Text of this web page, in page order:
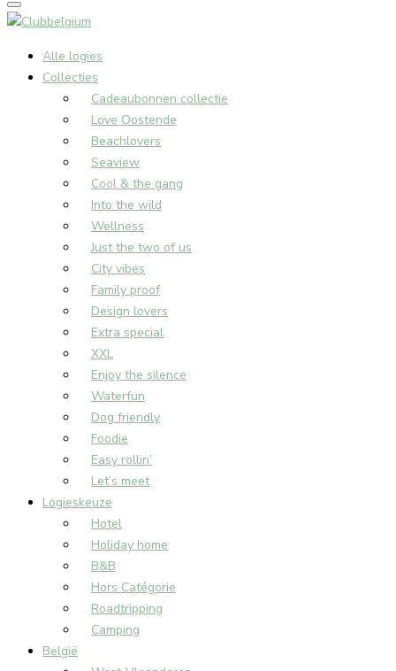
Alle logies
Collecties
Cadeaubonnen collectie
Love Oostende
Beachlovers
Seaview
Cool & the gang
Into the wild
Wellness
Just the two of us
City vibes
Family proof
Design lovers
Extra special
XXL
Enjoy the silence
Waterfun
Dog friendly
Foodie
Easy rollin’
Let’s meet
Logieskeuze
Hotel
Holiday home
B&B
Hors Catégorie
Roadtripping
Camping
België